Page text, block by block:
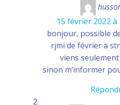
15 février 2022 à
bonjour, possible
rjmi de février a
viens
sinon m’informer